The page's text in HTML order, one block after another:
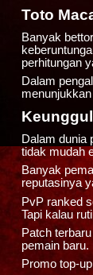
Toto
Banyak
perhitungan
Dalam
Dalam dunia
tidak mudah
Banyak
reputasinya
PvP ranked
Tapi kalau
Patch
pemain baru.
Promo top-